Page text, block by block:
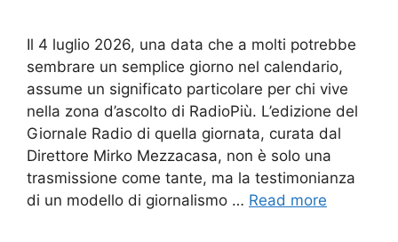
Il 4 luglio 2026, una data che a molti potrebbe
sembrare un semplice giorno nel calendario,
assume un significato particolare per chi vive
nella zona d’ascolto di RadioPiù. L’edizione del
Giornale Radio di quella giornata, curata dal
Direttore Mirko Mezzacasa, non è solo una
trasmissione come tante, ma la testimonianza
di un modello di giornalismo … Read more